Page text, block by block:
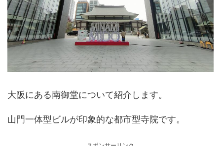
大阪にある南御堂について紹介します。
山門一体型ビルが印象的な都市型寺院です。